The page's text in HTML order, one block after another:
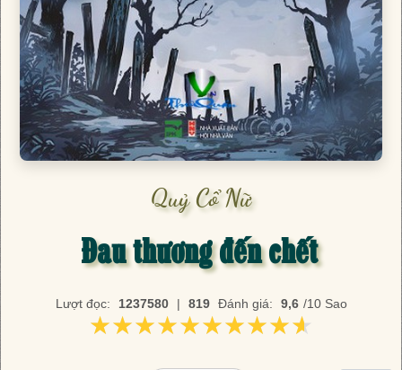
Quỷ Cổ Nữ
Đau thương đến chết
Lượt đọc: 1237580 | 819 Đánh giá: 9,6 /10 Sao
★★★★★★★★★★
★★★★★★★★★★